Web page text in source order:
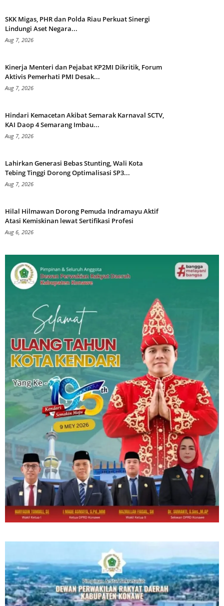
SKK Migas, PHR dan Polda Riau Perkuat Sinergi
Lindungi Aset Negara...
Aug 7, 2026
Kinerja Menteri dan Pejabat KP2MI Dikritik, Forum
Aktivis Pemerhati PMI Desak...
Aug 7, 2026
Hindari Kemacetan Akibat Semarak Karnaval SCTV,
KAI Daop 4 Semarang Imbau...
Aug 7, 2026
Lahirkan Generasi Bebas Stunting, Wali Kota
Tebing Tinggi Dorong Optimalisasi SP3...
Aug 7, 2026
Hilal Hilmawan Dorong Pemuda Indramayu Aktif
Atasi Kemiskinan lewat Sertifikasi Profesi
Aug 6, 2026